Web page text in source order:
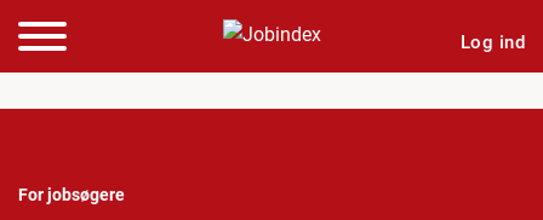
Log ind
For jobsøgere